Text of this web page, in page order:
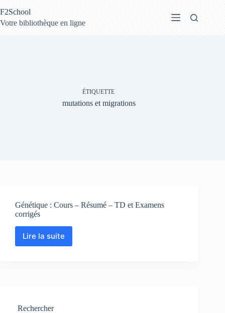
au
contenu
F2School
Votre bibliothèque en ligne
ÉTIQUETTE
mutations et migrations
Génétique : Cours – Résumé – TD et Examens
corrigés
Lire la suite
Génétique
et
Rechercher